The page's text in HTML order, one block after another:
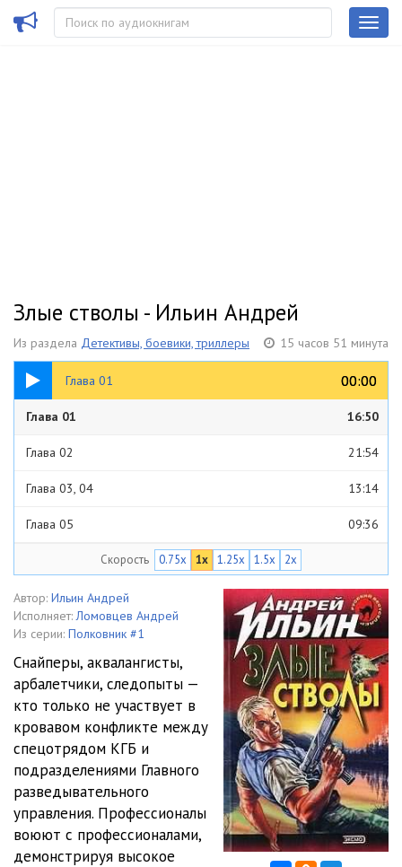
Злые стволы - Ильин Андрей
Из раздела Детективы, боевики, триллеры 15 часов 51 минута
Глава 01 00:00
00:00
16:50
Глава 01 16:50
Глава 02 21:54
Глава 03, 04 13:14
Глава 05 09:36
Глава 07 06:23
Глава 08 06:51
Глава 09 12:44
Глава 10, 11, 12 09:42
15:12
Глава 15 09:29
Глава 16 09:25
Глава 17, 18 08:44
Скорость 0.75x 1x 1.25x 1.5x 2x
Автор: Ильин Андрей
Исполняет: Ломовцев Андрей
Из серии: Полковник #1
Снайперы, аквалангисты,
арбалетчики, следопыты —
кто только не участвует в
кровавом конфликте между
спецотрядом КГБ и
подразделениями Главного
разведывательного
управления. Профессионалы
воюют с профессионалами,
демонстрируя высокое